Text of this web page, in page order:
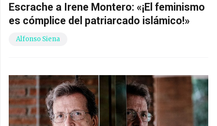
Escrache a Irene Montero: «¡El feminismo
es cómplice del patriarcado islámico!»
Alfonso Siena